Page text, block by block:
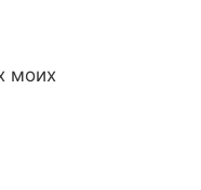
моих